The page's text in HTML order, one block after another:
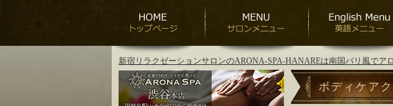
新宿リラクゼーションサロンのARONA-SPA-HANAREは南国バリ風でア
ボディケア